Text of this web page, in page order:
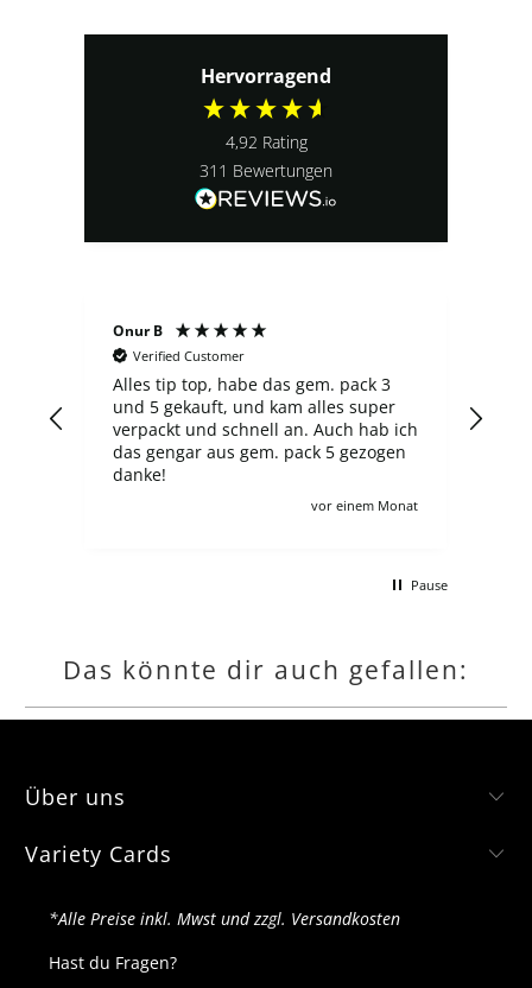
Hervorragend
4,92 Rating
311 Bewertungen
Onur B
Verified Customer
Alles tip top, habe das gem. pack 3
und 5 gekauft, und kam alles super
verpackt und schnell an. Auch hab ich
das gengar aus gem. pack 5 gezogen
danke!
vor einem Monat
Pause
Das könnte dir auch gefallen:
Über uns
Variety Cards
*Alle Preise inkl. Mwst und zzgl. Versandkosten
Hast du Fragen?